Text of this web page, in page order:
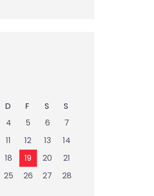
D F S
S
4 5 6
7
11 12 13
14
18 19 20
21
25 26 27
28